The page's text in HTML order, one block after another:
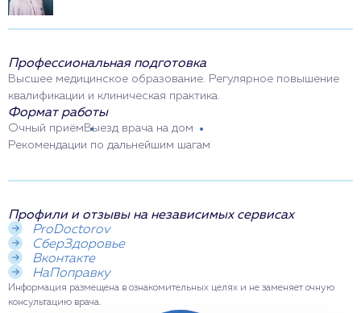
Профессиональная подготовка
Высшее медицинское образование. Регулярное повышение
квалификации и клиническая практика.
Формат работы
Очный приём Выезд врача на дом
Рекомендации по дальнейшим шагам
Профили и отзывы на независимых сервисах
ProDoctorov
СберЗдоровье
Вконтакте
НаПоправку
Информация размещена в ознакомительных целях и не заменяет очную
консультацию врача.